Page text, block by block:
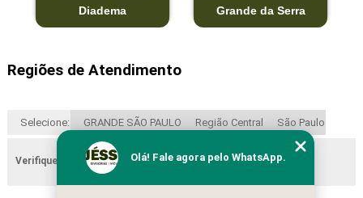
Diadema
Grande da Serra
Regiões de Atendimento
Selecione: GRANDE SÃO PAULO Região Central São Paulo
Verifique as regiões que atendemosOlá! Fale agora pelo WhatsApp.